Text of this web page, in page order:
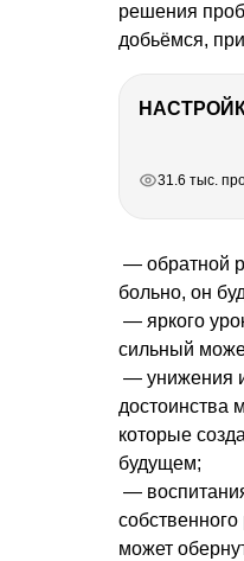
решения
добьёмся,
31.6 тыс.
— обратной
больно, он
— яркого
сильный
— унижения
достоинства
которые
будущем;
—
может